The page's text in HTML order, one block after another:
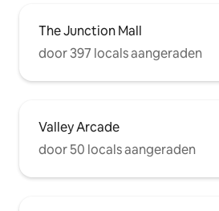
The Junction Mall
door 397 locals aangeraden
Valley Arcade
door 50 locals aangeraden